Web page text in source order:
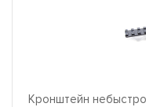
Кронштейн